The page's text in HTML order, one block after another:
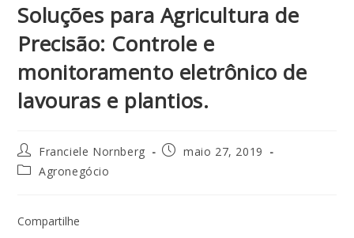
Soluções para Agricultura de
Precisão: Controle e
monitoramento eletrônico de
lavouras e plantios.
Franciele Nornberg
maio 27, 2019
Agronegócio
Compartilhe